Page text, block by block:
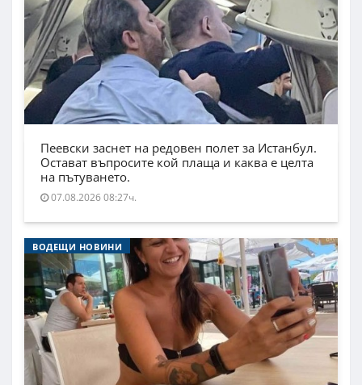
Пеевски заснет на редовен полет за Истанбул.
Остават въпросите кой плаща и каква е целта
на пътуването.
07.08.2026 08:27ч.
ВОДЕЩИ НОВИНИ